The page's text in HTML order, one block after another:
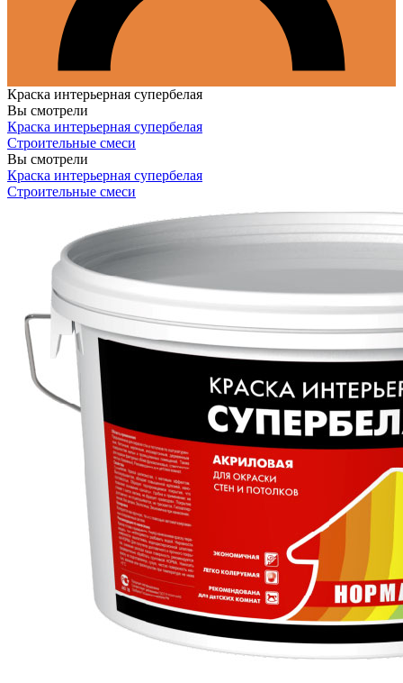
Краска интерьерная супербелая
Вы смотрели
Краска интерьерная супербелая
Строительные смеси
Вы смотрели
Краска интерьерная супербелая
Строительные смеси